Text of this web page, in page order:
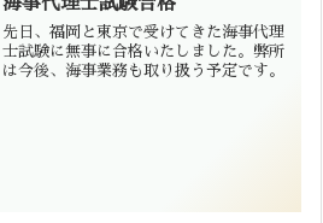
先日、福岡と東京で受けてきた海事代理
士試験に無事に合格いたしました。弊所
は今後、海事業務も取り扱う予定です。